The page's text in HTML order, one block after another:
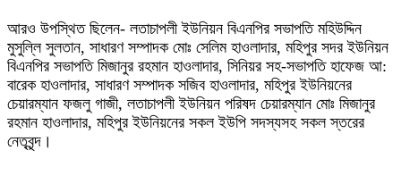
আরও উপস্থিত ছিলেন- লতাচাপলী ইউনিয়ন বিএনপির সভাপতি মহিউদ্দিন
মুসুল্লি সুলতান, সাধারণ সম্পাদক মোঃ সেলিম হাওলাদার, মহিপুর সদর ইউনিয়ন
বিএনপির সভাপতি মিজানুর রহমান হাওলাদার, সিনিয়র সহ-সভাপতি হাফেজ আ:
বারেক হাওলাদার, সাধারণ সম্পাদক সজিব হাওলাদার, মহিপুর ইউনিয়নের
চেয়ারম্যান ফজলু গাজী, লতাচাপলী ইউনিয়ন পরিষদ চেয়ারম্যান মোঃ মিজানুর
রহমান হাওলাদার, মহিপুর ইউনিয়নের সকল ইউপি সদস্যসহ সকল স্তরের
নেতৃবৃন্দ।